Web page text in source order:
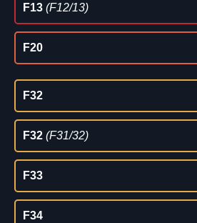
F13 (F12/13)
F20
F32
F32 (F31/32)
F33
F34